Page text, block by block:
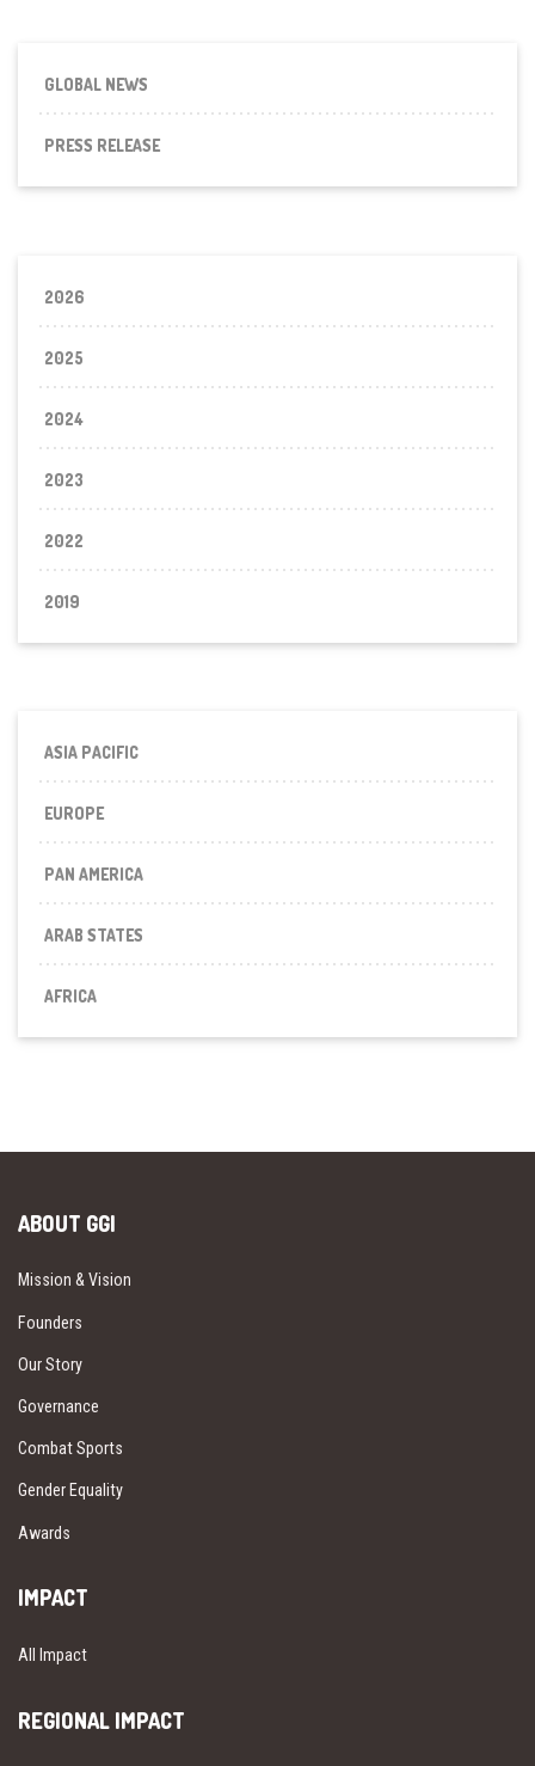
GLOBAL NEWS
PRESS RELEASE
2026
2025
2024
2023
2022
2019
ASIA PACIFIC
EUROPE
PAN AMERICA
ARAB STATES
AFRICA
ABOUT GGI
Mission & Vision
Founders
Our Story
Governance
Combat Sports
Gender Equality
Awards
IMPACT
All Impact
REGIONAL IMPACT